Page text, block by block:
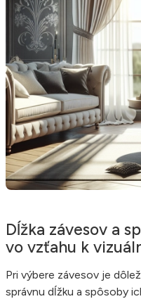
Dĺžka závesov a
vo vzťahu k
Pri výbere závesov je
správnu dĺžku a spôsoby